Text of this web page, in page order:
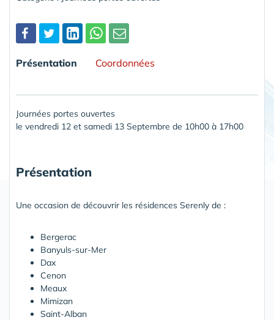
Présentation Coordonnées
Journées portes ouvertes
le vendredi 12 et samedi 13 Septembre de 10h00 à 17h00
Présentation
Une occasion de découvrir les résidences Serenly de :
Bergerac
Banyuls-sur-Mer
Dax
Cenon
Meaux
Mimizan
Saint-Alban